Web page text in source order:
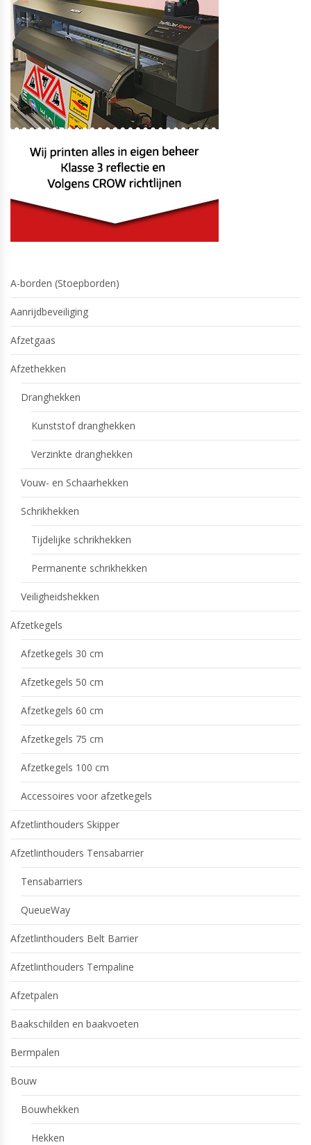
A-borden (Stoepborden)
Aanrijdbeveiliging
Afzetgaas
Afzethekken
Dranghekken
Kunststof dranghekken
Verzinkte dranghekken
Vouw- en Schaarhekken
Schrikhekken
Tijdelijke schrikhekken
Permanente schrikhekken
Veiligheidshekken
Afzetkegels
Afzetkegels 30 cm
Afzetkegels 50 cm
Afzetkegels 60 cm
Afzetkegels 75 cm
Afzetkegels 100 cm
Accessoires voor afzetkegels
Afzetlinthouders Skipper
Afzetlinthouders Tensabarrier
Tensabarriers
QueueWay
Afzetlinthouders Belt Barrier
Afzetlinthouders Tempaline
Afzetpalen
Baakschilden en baakvoeten
Bermpalen
Bouw
Bouwhekken
Hekken